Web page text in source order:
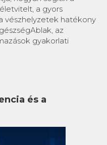
a gyors
vészhelyzetek hatékony
az
gyakorlati
és a